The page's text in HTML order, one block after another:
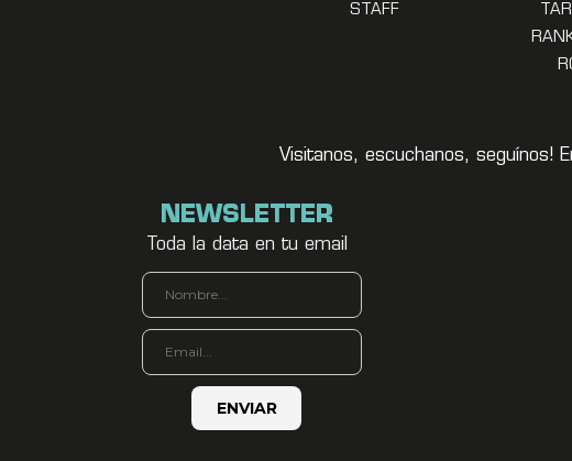
STAFF
Visitanos, escuchanos, seguínos!
NEWSLETTER
Toda la data en tu email